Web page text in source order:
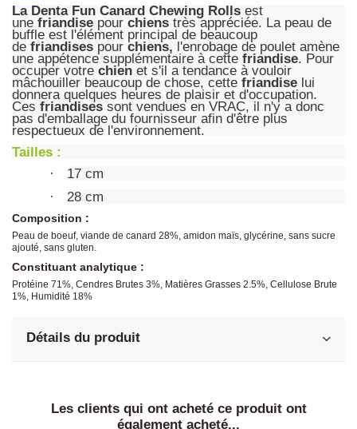
La Denta Fun Canard Chewing Rolls est
une friandise pour chiens très appréciée. La peau de
buffle est l'élément principal de beaucoup
de friandises pour chiens, l'enrobage de poulet amène
une appétence supplémentaire à cette friandise. Pour
occuper votre chien et s'il a tendance à vouloir
mâchouiller beaucoup de chose, cette friandise lui
donnera quelques heures de plaisir et d'occupation.
Ces friandises sont vendues en VRAC, il n'y a donc
pas d'emballage du fournisseur afin d'être plus
respectueux de l'environnement.
Tailles :
· 17 cm
· 28 cm
Composition :
Peau de boeuf, viande de canard 28%, amidon maïs, glycérine, sans sucre
ajouté, sans gluten.
Constituant analytique :
Protéine 71%, Cendres Brutes 3%, Matières Grasses 2.5%, Cellulose Brute
1%, Humidité 18%
Détails du produit
Les clients qui ont acheté ce produit ont
également acheté...